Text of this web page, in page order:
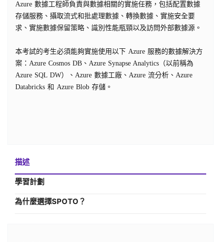
Azure 數據工程師負責與數據相關的實施任務，包括配置數據
存儲服務、攝取流式和批處理數據、轉換數據、實施安全要
求、實施數據保留策略、識別性能瓶頸以及訪問外部數據源。
本考試的考生必須能夠實施使用以下 Azure 服務的數據解決方
案：Azure Cosmos DB、Azure Synapse Analytics（以前稱為
Azure SQL DW）、Azure 數據工廠、Azure 流分析、Azure
Databricks 和 Azure Blob 存儲。
描述
學習計劃
為什麼選擇SPOTO？